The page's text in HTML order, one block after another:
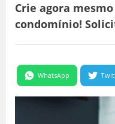
Crie agora
condomínio!
WhatsApp